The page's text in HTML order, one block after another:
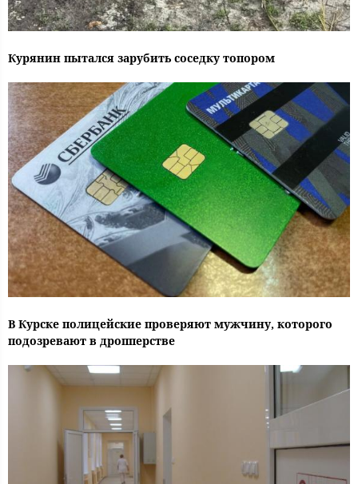
Курянин пытался зарубить соседку топором
В Курске полицейские проверяют мужчину, которого
подозревают в дропперстве